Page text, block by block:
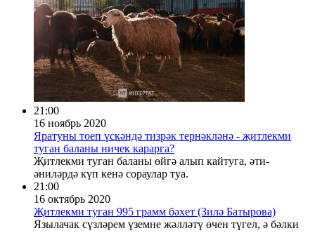
21:00
16 ноябрь 2020
Яратуны тоеп үскәндә тизрәк тернәкләнә - җитлекми
туган баланы ничек карарга?
Җитлекми туган баланы өйгә алып кайтуга, әти-
әниләрдә күп кенә сораулар туа.
21:00
16 октябрь 2020
Җитлекми туган 995 грамм бәхет (Зилә Батырова)
Язылачак сүзләрем үземне жәлләтү өчен түгел, ә бәлки